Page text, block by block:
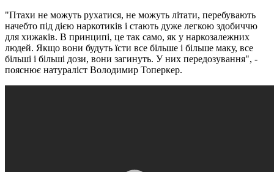
"Птахи не можуть рухатися, не можуть літати, перебувають
начебто під дією наркотиків і стають дуже легкою здобиччю
для хижаків. В принципі, це так само, як у наркозалежних
людей. Якщо вони будуть їсти все більше і більше маку, все
більші і більші дози, вони загинуть. У них передозування", -
пояснює натураліст Володимир Топеркер.